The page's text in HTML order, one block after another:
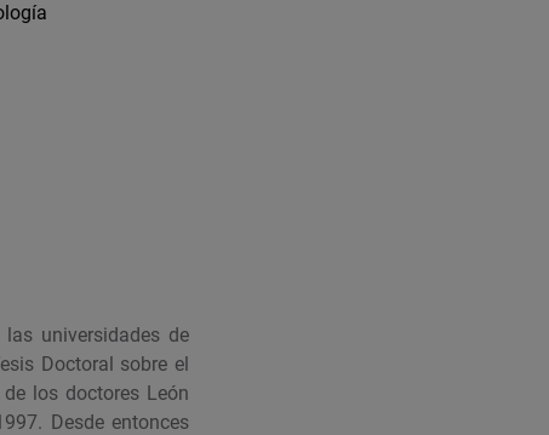
universidades de
Doctoral sobre el
los doctores León
Desde entonces